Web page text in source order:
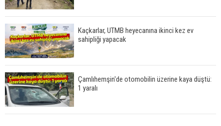
Kaçkarlar, UTMB heyecanına ikinci kez ev
sahipliği yapacak
Çamlıhemşin'de otomobilin üzerine kaya düştü:
1 yaralı